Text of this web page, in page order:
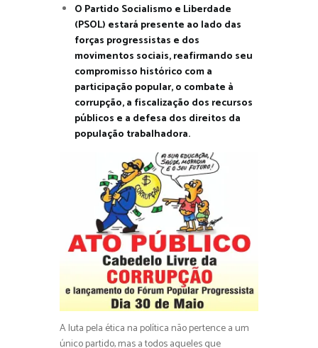
O Partido Socialismo e Liberdade
(PSOL) estará presente ao lado das
forças progressistas e dos
movimentos sociais, reafirmando seu
compromisso histórico com a
participação popular, o combate à
corrupção, a fiscalização dos recursos
públicos e a defesa dos direitos da
população trabalhadora.
A luta pela ética na política não pertence a um
único partido, mas a todos aqueles que